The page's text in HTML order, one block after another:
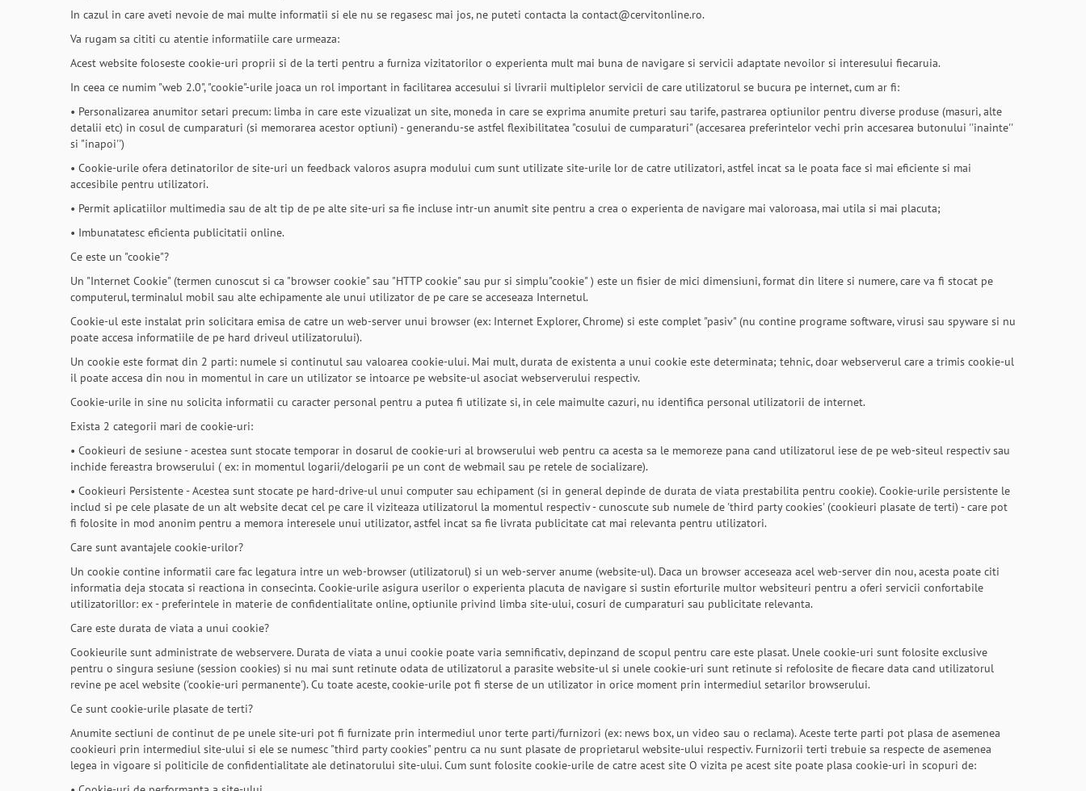
In cazul in care aveti nevoie de mai multe informatii si ele nu se regasesc mai jos, ne puteti contacta la contact@cervitonline.ro.
Va rugam sa cititi cu atentie informatiile care urmeaza:
Acest website foloseste cookie-uri proprii si de la terti pentru a furniza vizitatorilor o experienta mult mai buna de navigare si servicii adaptate nevoilor si interesului fiecaruia.
In ceea ce numim "web 2.0", "cookie"-urile joaca un rol important in facilitarea accesului si livrarii multiplelor servicii de care utilizatorul se bucura pe internet, cum ar fi:
• Personalizarea anumitor setari precum: limba in care este vizualizat un site, moneda in care se exprima anumite preturi sau tarife, pastrarea optiunilor pentru diverse produse (masuri, alte
detalii etc) in cosul de cumparaturi (si memorarea acestor optiuni) - generandu-se astfel flexibilitatea "cosului de cumparaturi" (accesarea preferintelor vechi prin accesarea butonului ''inainte''
si "inapoi'')
• Cookie-urile ofera detinatorilor de site-uri un feedback valoros asupra modului cum sunt utilizate site-urile lor de catre utilizatori, astfel incat sa le poata face si mai eficiente si mai
accesibile pentru utilizatori.
• Permit aplicatiilor multimedia sau de alt tip de pe alte site-uri sa fie incluse intr-un anumit site pentru a crea o experienta de navigare mai valoroasa, mai utila si mai placuta;
• Imbunatatesc eficienta publicitatii online.
Ce este un "cookie"?
Un "Internet Cookie" (termen cunoscut si ca "browser cookie" sau "HTTP cookie" sau pur si simplu"cookie" ) este un fisier de mici dimensiuni, format din litere si numere, care va fi stocat pe
computerul, terminalul mobil sau alte echipamente ale unui utilizator de pe care se acceseaza Internetul.
Cookie-ul este instalat prin solicitara emisa de catre un web-server unui browser (ex: Internet Explorer, Chrome) si este complet "pasiv" (nu contine programe software, virusi sau spyware si nu
poate accesa informatiile de pe hard driveul utilizatorului).
Un cookie este format din 2 parti: numele si continutul sau valoarea cookie-ului. Mai mult, durata de existenta a unui cookie este determinata; tehnic, doar webserverul care a trimis cookie-ul
il poate accesa din nou in momentul in care un utilizator se intoarce pe website-ul asociat webserverului respectiv.
Cookie-urile in sine nu solicita informatii cu caracter personal pentru a putea fi utilizate si, in cele maimulte cazuri, nu identifica personal utilizatorii de internet.
Exista 2 categorii mari de cookie-uri:
• Cookieuri de sesiune - acestea sunt stocate temporar in dosarul de cookie-uri al browserului web pentru ca acesta sa le memoreze pana cand utilizatorul iese de pe web-siteul respectiv sau
inchide fereastra browserului ( ex: in momentul logarii/delogarii pe un cont de webmail sau pe retele de socializare).
• Cookieuri Persistente - Acestea sunt stocate pe hard-drive-ul unui computer sau echipament (si in general depinde de durata de viata prestabilita pentru cookie). Cookie-urile persistente le
includ si pe cele plasate de un alt website decat cel pe care il viziteaza utilizatorul la momentul respectiv - cunoscute sub numele de 'third party cookies' (cookieuri plasate de terti) - care pot
fi folosite in mod anonim pentru a memora interesele unui utilizator, astfel incat sa fie livrata publicitate cat mai relevanta pentru utilizatori.
Care sunt avantajele cookie-urilor?
Un cookie contine informatii care fac legatura intre un web-browser (utilizatorul) si un web-server anume (website-ul). Daca un browser acceseaza acel web-server din nou, acesta poate citi
informatia deja stocata si reactiona in consecinta. Cookie-urile asigura userilor o experienta placuta de navigare si sustin eforturile multor websiteuri pentru a oferi servicii confortabile
utilizatorillor: ex - preferintele in materie de confidentialitate online, optiunile privind limba site-ului, cosuri de cumparaturi sau publicitate relevanta.
Care este durata de viata a unui cookie?
Cookieurile sunt administrate de webservere. Durata de viata a unui cookie poate varia semnificativ, depinzand de scopul pentru care este plasat. Unele cookie-uri sunt folosite exclusive
pentru o singura sesiune (session cookies) si nu mai sunt retinute odata de utilizatorul a parasite website-ul si unele cookie-uri sunt retinute si refolosite de fiecare data cand utilizatorul
revine pe acel website ('cookie-uri permanente'). Cu toate aceste, cookie-urile pot fi sterse de un utilizator in orice moment prin intermediul setarilor browserului.
Ce sunt cookie-urile plasate de terti?
Anumite sectiuni de continut de pe unele site-uri pot fi furnizate prin intermediul unor terte parti/furnizori (ex: news box, un video sau o reclama). Aceste terte parti pot plasa de asemenea
cookieuri prin intermediul site-ului si ele se numesc "third party cookies" pentru ca nu sunt plasate de proprietarul website-ului respectiv. Furnizorii terti trebuie sa respecte de asemenea
legea in vigoare si politicile de confidentialitate ale detinatorului site-ului. Cum sunt folosite cookie-urile de catre acest site O vizita pe acest site poate plasa cookie-uri in scopuri de: